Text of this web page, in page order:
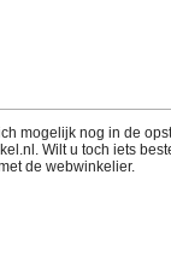
mogelijk nog in de
Wilt u toch iets
de webwinkelier.